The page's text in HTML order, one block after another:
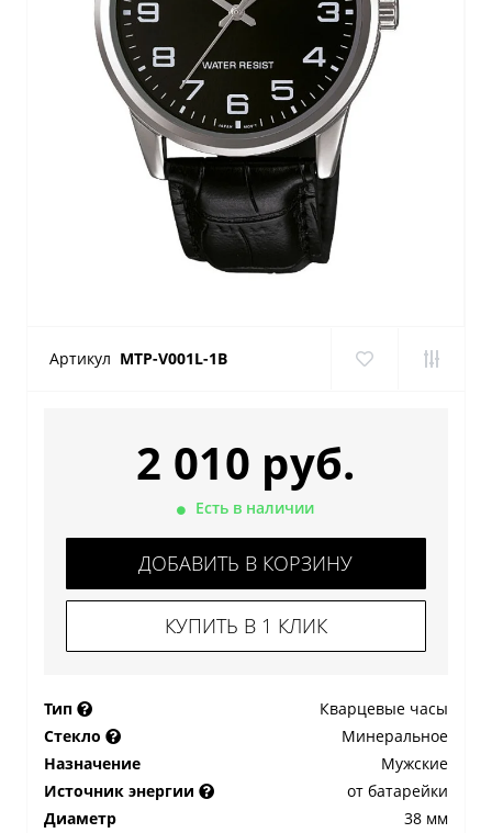
Артикул MTP-V001L-1B
2 010 руб.
Есть в наличии
ДОБАВИТЬ В КОРЗИНУ
КУПИТЬ В 1 КЛИК
Тип
Кварцевые часы
Стекло
Минеральное
Назначение
Мужские
Источник энергии
от батарейки
Диаметр
38 мм